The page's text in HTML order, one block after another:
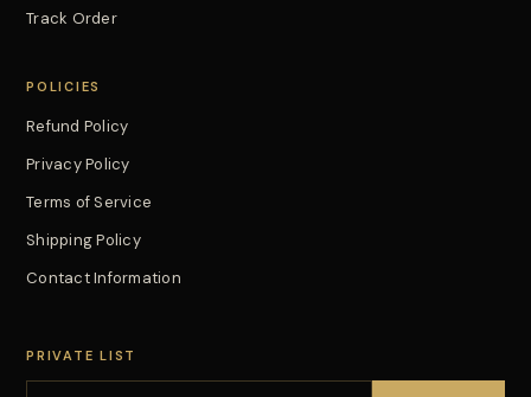
Track Order
POLICIES
Refund Policy
Privacy Policy
Terms of Service
Shipping Policy
Contact Information
PRIVATE LIST